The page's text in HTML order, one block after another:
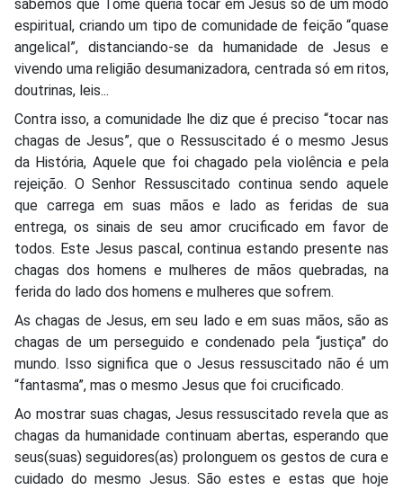
sabemos que Tomé queria tocar em Jesus só de um modo
espiritual, criando um tipo de comunidade de feição “quase
angelical”, distanciando-se da humanidade de Jesus e
vivendo uma religião desumanizadora, centrada só em ritos,
doutrinas, leis...
Contra isso, a comunidade lhe diz que é preciso “tocar nas
chagas de Jesus”, que o Ressuscitado é o mesmo Jesus
da História, Aquele que foi chagado pela violência e pela
rejeição. O Senhor Ressuscitado continua sendo aquele
que carrega em suas mãos e lado as feridas de sua
entrega, os sinais de seu amor crucificado em favor de
todos. Este Jesus pascal, continua estando presente nas
chagas dos homens e mulheres de mãos quebradas, na
ferida do lado dos homens e mulheres que sofrem.
As chagas de Jesus, em seu lado e em suas mãos, são as
chagas de um perseguido e condenado pela “justiça” do
mundo. Isso significa que o Jesus ressuscitado não é um
“fantasma”, mas o mesmo Jesus que foi crucificado.
Ao mostrar suas chagas, Jesus ressuscitado revela que as
chagas da humanidade continuam abertas, esperando que
seus(suas) seguidores(as) prolonguem os gestos de cura e
cuidado do mesmo Jesus. São estes e estas que hoje